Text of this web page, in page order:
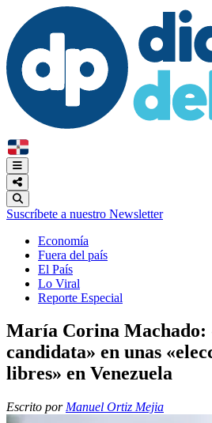
Suscríbete a nuestro Newsletter
Economía
Fuera del país
El País
Lo Viral
Reporte Especial
María Corina Machado:
candidata» en unas
libres» en Venezuela
Escrito por Manuel Ortiz Mejia